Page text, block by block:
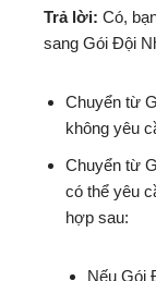
Trả lời: Có,
sang Gói Đội
Chuyển từ
không yêu
Chuyển từ
có thể yêu
hợp sau:
Nếu Gói